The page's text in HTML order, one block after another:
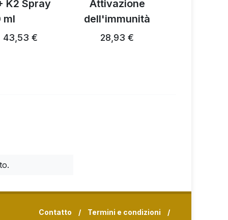
K2 Spray
ml
43,53 €
Attivazione
dell'immunità
28,93 €
Contatto / Termini e condizioni
/